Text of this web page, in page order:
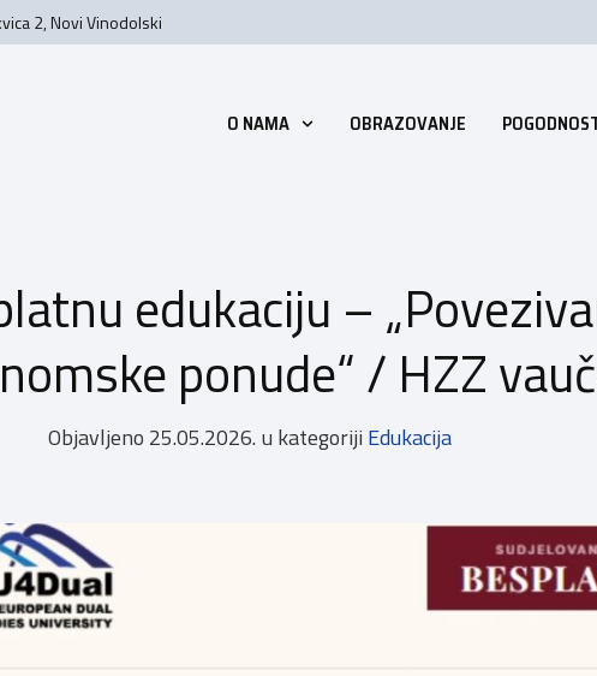
2, Novi Vinodolski
O NAMA OBRAZOVANJE
edukaciju –
ponude“ / HZZ
Objavljeno 25.05.2026. u kategoriji Edukacija